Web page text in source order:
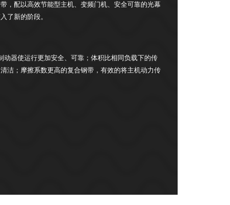
，配以高效节能型主机、变频门机、安全可靠的光幕
了新的阶段。
器使运行更加安全、可靠；体积比相同负载下的传
洁；摩擦系数更高的复合钢带，有效的将主机动力传